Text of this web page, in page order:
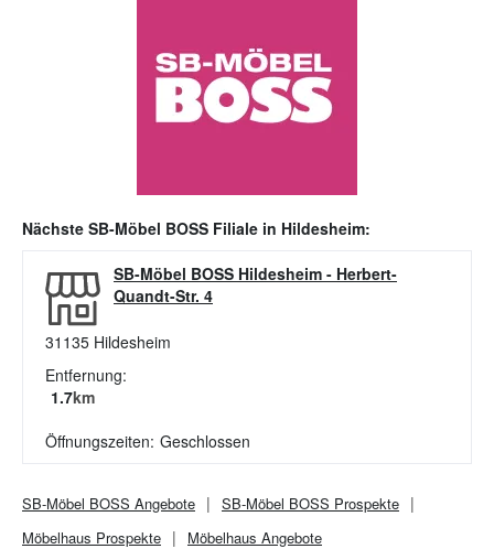
Nächste SB-Möbel BOSS Filiale in Hildesheim:
SB-Möbel BOSS Hildesheim - Herbert-
Quandt-Str. 4
31135 Hildesheim
Entfernung:
1.7km
Öffnungszeiten: Geschlossen
SB-Möbel BOSS Angebote SB-Möbel BOSS Prospekte
Möbelhaus Prospekte Möbelhaus Angebote